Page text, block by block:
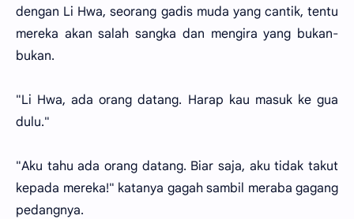
dengan Li Hwa, seorang gadis muda yang cantik, tentu
mereka akan salah sangka dan mengira yang bukan-
bukan.
"Li Hwa, ada orang datang. Harap kau masuk ke gua
dulu."
"Aku tahu ada orang datang. Biar saja, aku tidak takut
kepada mereka!" katanya gagah sambil meraba gagang
pedangnya.